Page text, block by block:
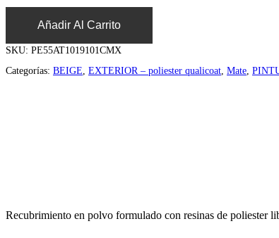
Añadir Al Carrito
SKU: PE55AT1019101CMX
Categorías: BEIGE, EXTERIOR – poliester qualicoat, Mate,
Recubrimiento en polvo formulado con resinas de poliester